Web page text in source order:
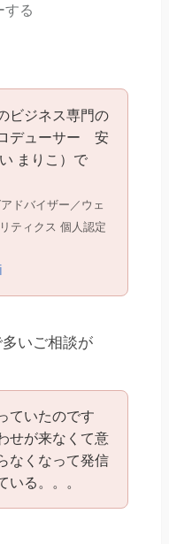
する
ビジネス専門の
デューサー 安
まりこ）で
ドバイザー／ウェ
ティクス 個人認定
いご相談が
ていたのです
せが来なくて意
なくなって発信
いる。。。